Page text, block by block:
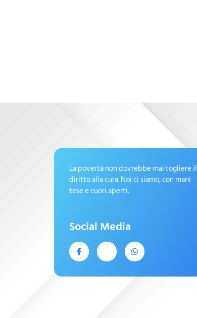
La povertà non dovrebbe mai togliere il
diritto alla cura. Noi ci siamo, con mani
tese e cuori aperti.
Social Media